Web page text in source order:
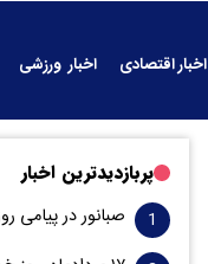
اخبار اقتصادی
اخبار ورزشی
پربازدیدترین اخبار
صبانور در پیامی